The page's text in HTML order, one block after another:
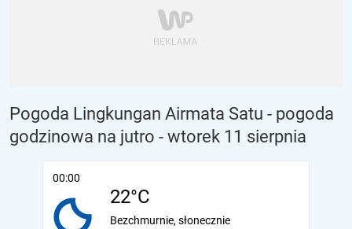
Pogoda Lingkungan Airmata Satu - pogoda
godzinowa na jutro - wtorek 11 sierpnia
00:00
22°C
Bezchmurnie, słonecznie